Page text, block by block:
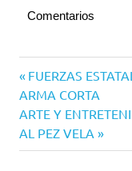
Comentarios
Navegación
de
entradas
Entrada
anterior:
FUERZAS
ARMA CORTA
Siguiente
entrada:
ARTE Y
AL PEZ VELA